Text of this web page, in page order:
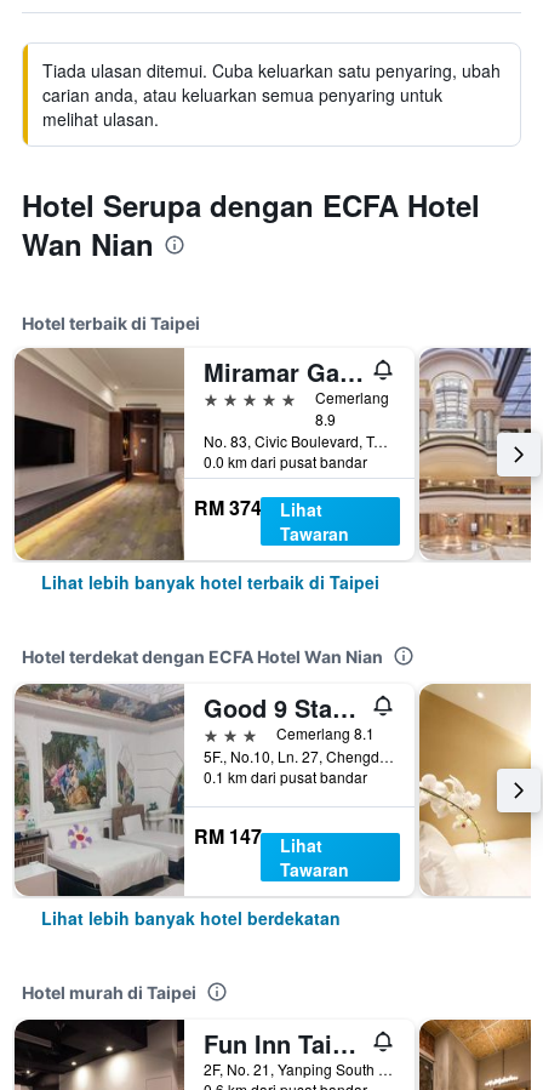
Tiada ulasan ditemui. Cuba keluarkan satu penyaring, ubah
carian anda, atau keluarkan semua penyaring untuk
melihat ulasan.
Hotel Serupa dengan ECFA Hotel
Wan Nian
Hotel terbaik di Taipei
Miramar Garden Taipei
5 bintang
Cemerlang
8.9
No. 83, Civic Boulevard, Taipei, Taiwan
0.0 km dari pusat bandar
RM 374
Lihat
Tawaran
Lihat lebih banyak hotel terbaik di Taipei
Hotel terdekat dengan ECFA Hotel Wan Nian
Good 9 Stay Inn
3 bintangCemerlang 8.1
5F., No.10, Ln. 27, Chengdu Rd, Taipei, Taiwan
0.1 km dari pusat bandar
RM 147
Lihat
Tawaran
Lihat lebih banyak hotel berdekatan
Hotel murah di Taipei
Fun Inn Taipei
2F, No. 21, Yanping South Road, Taipei, Taiwan